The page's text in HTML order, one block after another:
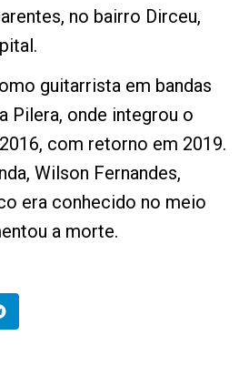
no bairro Dirceu,
guitarrista em bandas
Pilera, onde integrou o
com retorno em 2019.
Wilson Fernandes,
era conhecido no meio
a morte.